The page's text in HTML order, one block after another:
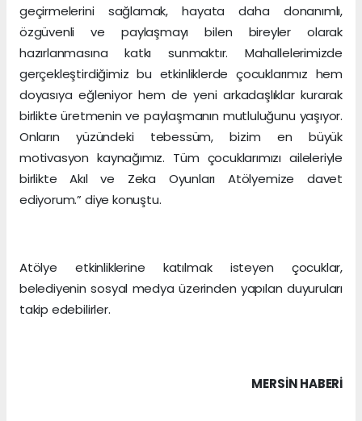
geçirmelerini sağlamak, hayata daha donanımlı,
özgüvenli ve paylaşmayı bilen bireyler olarak
hazırlanmasına katkı sunmaktır. Mahallelerimizde
gerçekleştirdiğimiz bu etkinliklerde çocuklarımız hem
doyasıya eğleniyor hem de yeni arkadaşlıklar kurarak
birlikte üretmenin ve paylaşmanın mutluluğunu yaşıyor.
Onların yüzündeki tebessüm, bizim en büyük
motivasyon kaynağımız. Tüm çocuklarımızı aileleriyle
birlikte Akıl ve Zeka Oyunları Atölyemize davet
ediyorum.” diye konuştu.
Atölye etkinliklerine katılmak isteyen çocuklar,
belediyenin sosyal medya üzerinden yapılan duyuruları
takip edebilirler.
MERSIN HABERİ